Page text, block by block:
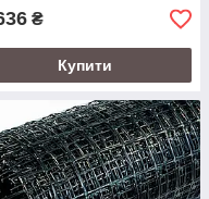
₴
Купити